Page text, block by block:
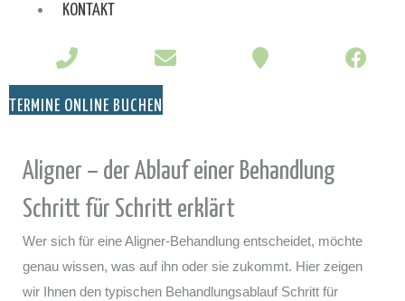
KONTAKT
TERMINE ONLINE BUCHEN
Aligner – der Ablauf einer Behandlung
Schritt für Schritt erklärt
Wer sich für eine Aligner-Behandlung entscheidet, möchte
genau wissen, was auf ihn oder sie zukommt. Hier zeigen
wir Ihnen den typischen Behandlungsablauf Schritt für